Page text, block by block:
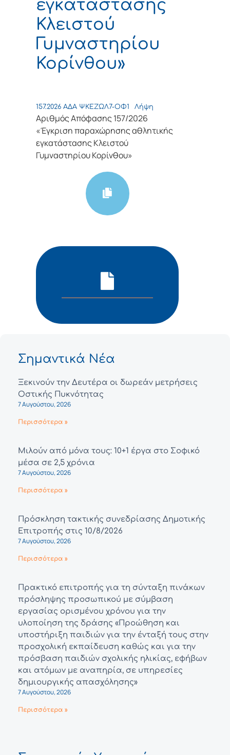
εγκατάστασης
Κλειστού
Γυμναστηρίου
Κορίνθου»
157.2026 ΑΔΑ ΨΚΕΖΩΛ7-ΟΦ1 Λήψη
Αριθμός Απόφασης 157/2026
«Έγκριση παραχώρησης αθλητικής
εγκατάστασης Κλειστού
Γυμναστηρίου Κορίνθου»
Σημαντικά Νέα
Ξεκινούν την Δευτέρα οι δωρεάν μετρήσεις
Οστικής Πυκνότητας
7 Αυγούστου, 2026
Περισσότερα »
Μιλούν από μόνα τους: 10+1 έργα στο Σοφικό
μέσα σε 2,5 χρόνια
7 Αυγούστου, 2026
Περισσότερα »
Πρόσκληση τακτικής συνεδρίασης Δημοτικής
Επιτροπής στις 10/8/2026
7 Αυγούστου, 2026
Περισσότερα »
Πρακτικό επιτροπής για τη σύνταξη πινάκων
πρόσληψης προσωπικού με σύμβαση
εργασίας ορισμένου χρόνου για την
υλοποίηση της δράσης «Προώθηση και
υποστήριξη παιδιών για την ένταξή τους στην
προσχολική εκπαίδευση καθώς και για την
πρόσβαση παιδιών σχολικής ηλικίας, εφήβων
και ατόμων με αναπηρία, σε υπηρεσίες
δημιουργικής απασχόλησης»
7 Αυγούστου, 2026
Περισσότερα »